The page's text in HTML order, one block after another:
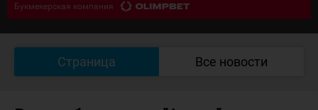
Букмекерская компания
Страница Все новости